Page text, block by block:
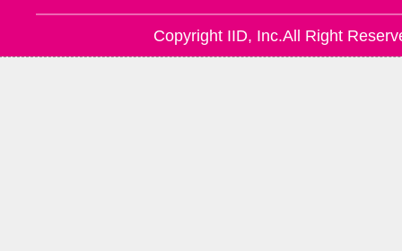
Copyright IID, Inc.All Right